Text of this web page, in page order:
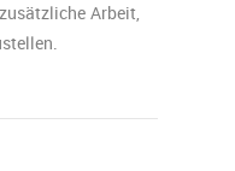
Arbeit,